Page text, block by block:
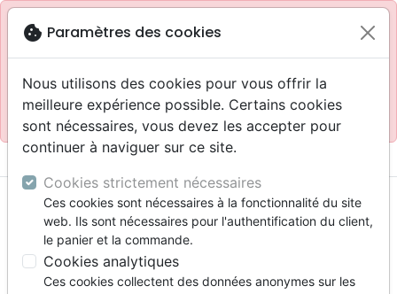
blockSite réservé aux professionnels
Accès pour les professionnels : Se connecter
Site pour le grand public : La Maison de la Bible
menu
cookie Paramètres des cookies
Nous utilisons des cookies pour vous offrir la
meilleure expérience possible. Certains cookies
sont nécessaires, vous devez les accepter pour
continuer à naviguer sur ce site.
Cookies strictement nécessaires
Ces cookies sont nécessaires à la fonctionnalité du site
web. Ils sont nécessaires pour l'authentification du client,
le panier et la commande.
Cookies analytiques
Ces cookies collectent des données anonymes sur les